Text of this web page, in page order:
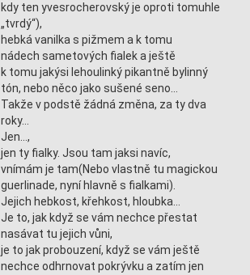
kdy ten yvesrocherovský je oproti tomuhle
„tvrdý“),
hebká vanilka s pižmem a k tomu
nádech sametových fialek a ještě
k tomu jakýsi lehoulinký pikantně bylinný
tón, nebo něco jako sušené seno…
Takže v podstě žádná změna, za ty dva
roky…
Jen…,
jen ty fialky. Jsou tam jaksi navíc,
vnímám je tam(Nebo vlastně tu magickou
guerlinade, nyní hlavně s fialkami).
Jejich hebkost, křehkost, hloubka…
Je to, jak když se vám nechce přestat
nasávat tu jejich vůni,
je to jak probouzení, když se vám ještě
nechce odhrnovat pokrývku a zatím jen